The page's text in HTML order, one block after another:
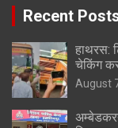
Recent
हाथरस:
चेकिंग
August